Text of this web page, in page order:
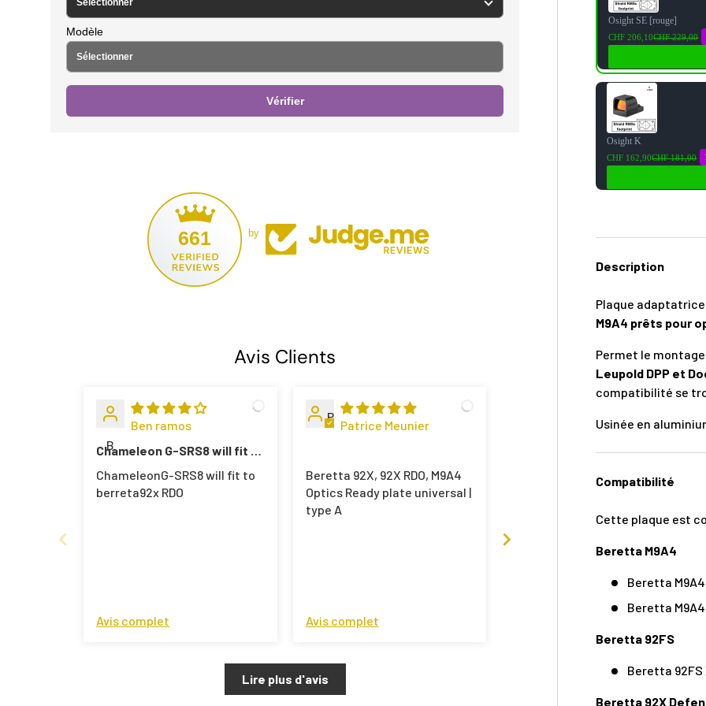
Osight SE [rouge]
CHF 206,10CHF 229,00
Osight K
CHF 162,90CHF 181,00
Description
Plaque
M9A4 prêts pour
Permet le
Leupold DPP et
compatibilité se
Usinée en
Compatibilité
Cette plaque est
Beretta M9A4
Beretta
Beretta
Beretta 92FS
Beretta 92FS
Beretta 92X
Modèle
Vérifier
661 by
Avis Clients
B
Ben ramos
Chameleon G-SRS8 will fit to
berreta92x RDO
ChameleonG-SRS8 will fit to
berreta92x RDO
Avis complet
P
Patrice Meunier
Beretta 92X, 92X RDO, M9A4
Optics Ready plate universal |
type A
Avis complet
Toni system mounting plate
Delivered in less than 48
hours since ordering.
Apsolute reccomendation for
the speed and easyness of
it is to find Beretta m92x
Lire plus d'avis